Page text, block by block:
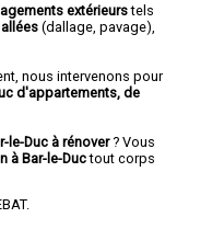
extérieurstels
allées (dallage, pavage),
nous intervenons pour
d'appartements, de
le-Duc à rénover? Vous
à Bar-le-Ductout corps